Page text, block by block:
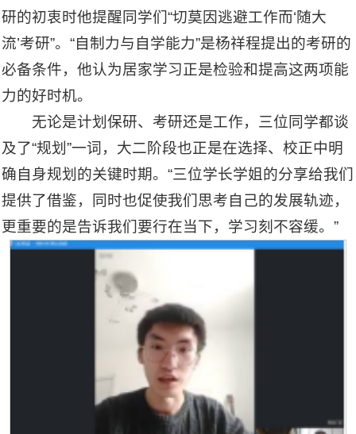
研的初衷时他提醒同学们“切莫因逃避工作而‘随大
流’考研”。“自制力与自学能力”是杨祥程提出的考研的
必备条件，他认为居家学习正是检验和提高这两项能
力的好时机。
无论是计划保研、考研还是工作，三位同学都谈
及了“规划”一词，大二阶段也正是在选择、校正中明
确自身规划的关键时期。“三位学长学姐的分享给我们
提供了借鉴，同时也促使我们思考自己的发展轨迹，
更重要的是告诉我们要行在当下，学习刻不容缓。”